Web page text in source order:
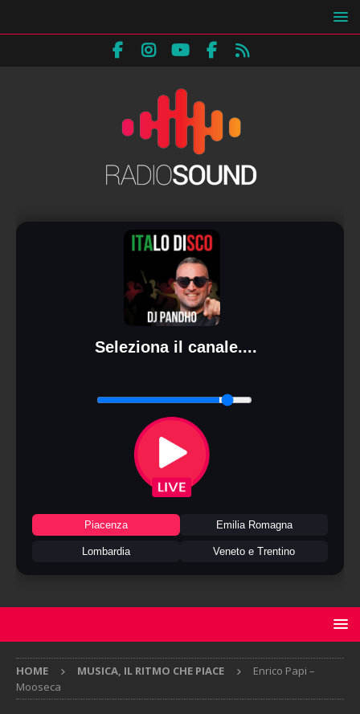
Seleziona il canale....
Piacenza Emilia Romagna
Lombardia Veneto e Trentino
HOME MUSICA, IL RITMO CHE PIACE
Enrico Papi –
Mooseca